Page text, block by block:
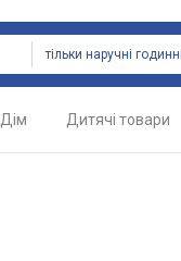
Дім Дитячі товари